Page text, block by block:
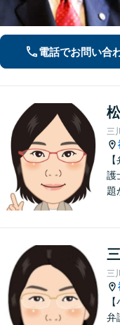
電話でお問い合
三
護
題
た
努
三
弁